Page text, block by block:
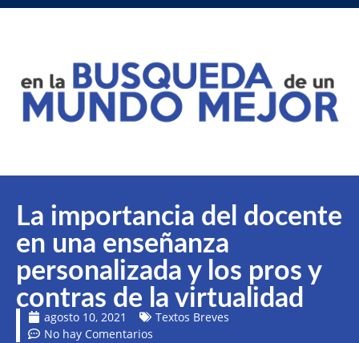
La importancia del docente
en una enseñanza
personalizada y los pros y
contras de la virtualidad
agosto 10, 2021
Textos Breves
No hay Comentarios